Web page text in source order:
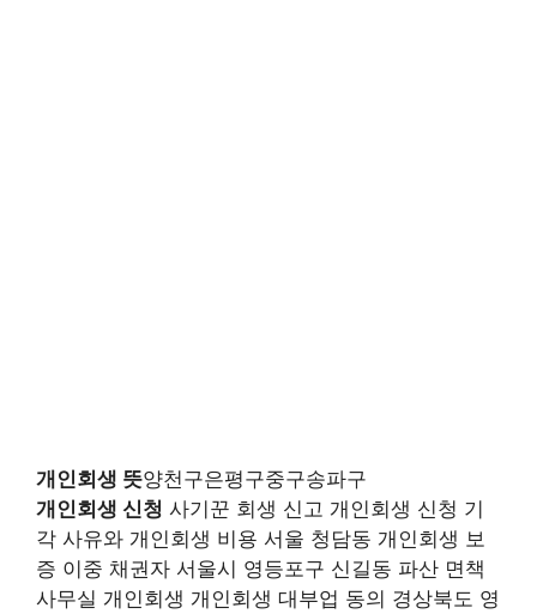
개인회생 뜻양천구은평구중구송파구
개인회생 신청 사기꾼 회생 신고 개인회생 신청 기
각 사유와 개인회생 비용 서울 청담동 개인회생 보
증 이중 채권자 서울시 영등포구 신길동 파산 면책
사무실 개인회생 개인회생 대부업 동의 경상북도 영